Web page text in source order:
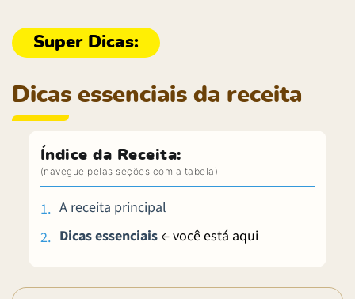
Dicas essenciais da receita
Índice da Receita:
A receita principal
Dicas essenciais← você está aqui